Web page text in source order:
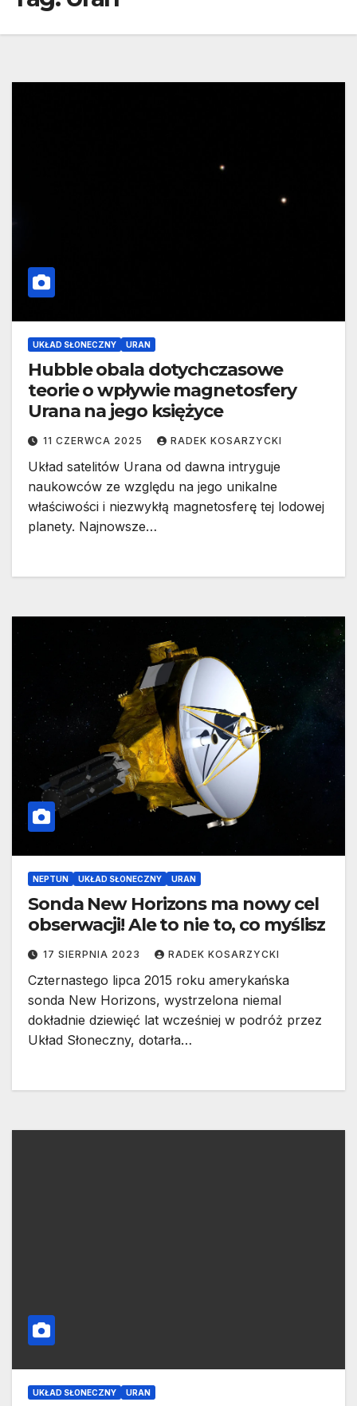
UKŁAD SŁONECZNY URAN
Hubble obala dotychczasowe
teorie o wpływie magnetosfery
Urana na jego księżyce
11 CZERWCA 2025 RADEK KOSARZYCKI
Układ satelitów Urana od dawna intryguje
naukowców ze względu na jego unikalne
właściwości i niezwykłą magnetosferę tej lodowej
planety. Najnowsze…
NEPTUN UKŁAD SŁONECZNY URAN
Sonda New Horizons ma nowy cel
obserwacji! Ale to nie to, co myślisz
17 SIERPNIA 2023 RADEK KOSARZYCKI
Czternastego lipca 2015 roku amerykańska
sonda New Horizons, wystrzelona niemal
dokładnie dziewięć lat wcześniej w podróż przez
Układ Słoneczny, dotarła…
UKŁAD SŁONECZNY URAN